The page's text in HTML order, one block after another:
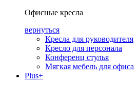
Офисные кресла
вернуться
Кресла для руководителя
Кресло для персонала
Конференц стулья
Мягкая мебель для офиса
Plus+